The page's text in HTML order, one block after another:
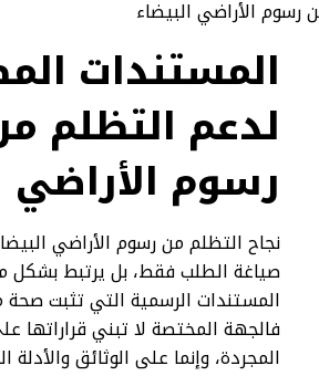
المستندات
لدعم التظلم
رسوم الأراضي
نجاح التظلم من رسوم الأراضي
صياغة الطلب فقط، بل يرتبط بشكل
المستندات الرسمية التي تثبت
فالجهة المختصة لا تبني قراراتها
المجردة، وإنما على الوثائق والأدلة